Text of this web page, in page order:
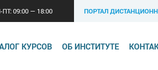
ПТ: 09:00 — 18:00 ПОРТАЛ
КУРСОВ ОБ ИНСТИТУТЕ